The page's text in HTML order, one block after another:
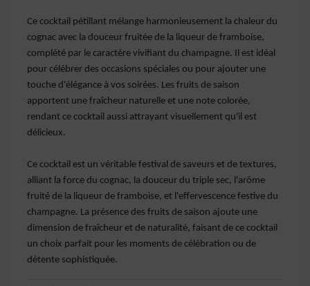
Ce cocktail pétillant mélange harmonieusement la chaleur du
cognac avec la douceur fruitée de la liqueur de framboise,
complété par le caractère vivifiant du champagne. Il est idéal
pour célébrer des occasions spéciales ou pour ajouter une
touche d'élégance à vos soirées. Les fruits de saison
apportent une fraîcheur naturelle et une note colorée,
rendant ce cocktail aussi attrayant visuellement qu'il est
délicieux.
Ce cocktail est un véritable festival de saveurs et de textures,
alliant la force du cognac, la douceur du triple sec, l'arôme
fruité de la liqueur de framboise, et l'effervescence festive du
champagne. La présence des fruits de saison ajoute une
dimension de fraîcheur et de naturalité, faisant de ce cocktail
un choix parfait pour les moments de célébration ou de
détente sophistiquée.